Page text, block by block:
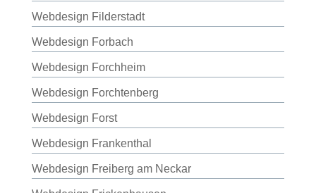
Webdesign Filderstadt
Webdesign Forbach
Webdesign Forchheim
Webdesign Forchtenberg
Webdesign Forst
Webdesign Frankenthal
Webdesign Freiberg am Neckar